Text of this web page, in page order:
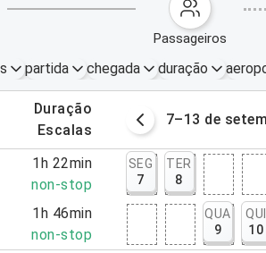
passageiros
partida chegada duração
duração
escalas
06/09/2026 7–13 de
1h 22min
non-stop
SEG
7
TER
8
1h 46min
non-stop
QUA
9
QUI
10